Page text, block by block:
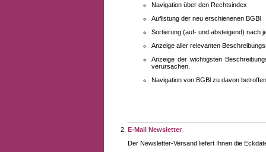
Navigation über den Rechtsindex
Auflistung der neu erschienenen BGBl
Sortierung (auf- und absteigend) nach
Anzeige aller relevanten
Anzeige der wichtigsten
verursachen.
Navigation von BGBl zu davon
E-Mail Newsletter
Der Newsletter-Versand liefert Ihnen die